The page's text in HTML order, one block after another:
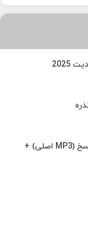
دانلود آهنگ مسعود جلیلیان و رامین تجنگی نسخ (MP3 اصلی) +